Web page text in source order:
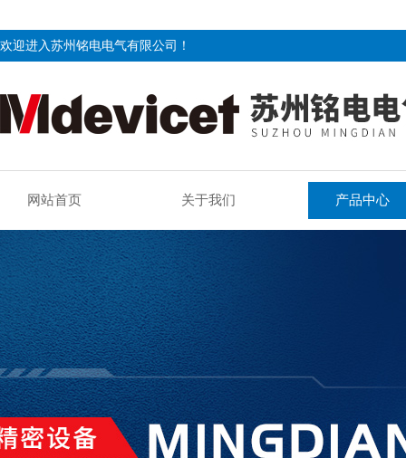
欢迎进入苏州铭电电气有限公司！
网站首页 关于我们 产品中心